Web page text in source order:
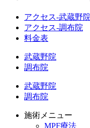
アクセス-武蔵野院
アクセス-調布院
料金表
武蔵野院
調布院
武蔵野院
調布院
施術メニュー
MPF療法